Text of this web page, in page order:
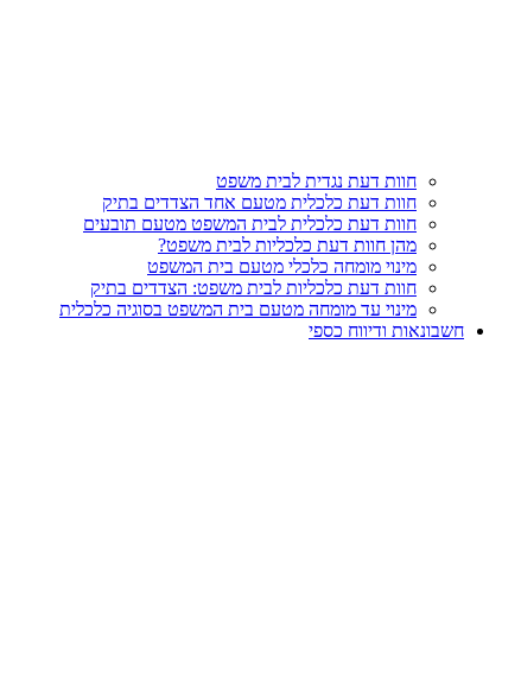
חוות דעת נגדית לבית משפט
חוות דעת כלכלית מטעם אחד הצדדים בתיק
חוות דעת כלכלית לבית המשפט מטעם תובעים
מהן חוות דעת כלכליות לבית משפט?
מינוי מומחה כלכלי מטעם בית המשפט
חוות דעת כלכליות לבית משפט: הצדדים בתיק
מינוי עד מומחה מטעם בית המשפט בסוגיה כלכלית
חשבונאות ודיווח כספי